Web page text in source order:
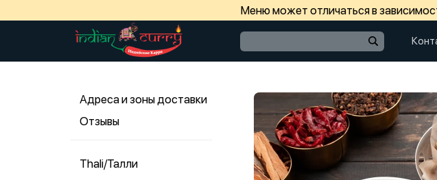
Меню может отличаться в
Адреса и зоны доставки
Отзывы
Thali/Талли